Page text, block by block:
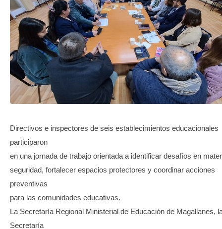
VIDEOS
GALERIA DE FOTOS
APP MÓVIL
TRANSPARENCIA
Directivos e inspectores de seis establecimientos educacionales
participaron
en una jornada de trabajo orientada a identificar desafíos en
seguridad, fortalecer espacios protectores y coordinar acciones
preventivas
para las comunidades educativas.
La Secretaría Regional Ministerial de Educación de Magallanes,
Secretaría